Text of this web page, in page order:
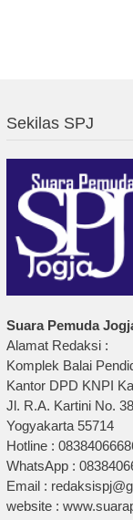
Sekilas SPJ
Suara Pemuda
Alamat Redaksi :
Komplek Balai
Kantor DPD KNPI
Jl. R.A. Kartini No.
Yogyakarta 55714
Hotline :
WhatsApp :
Email :
website :